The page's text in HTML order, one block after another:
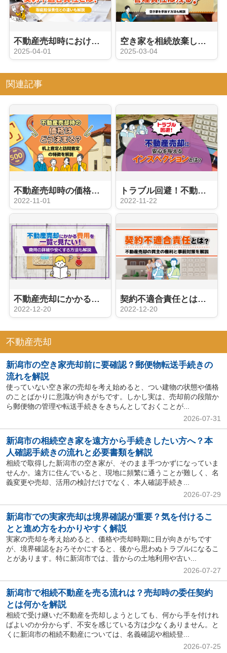
不動産売却時における契約不適合責任とは？瑕疵担保責任との違いも解説
2025-04-01
空き家を相続放棄したら管理責任は残る？空き家を手放す方法も解説
2025-03-04
関連記事
不動産売却時の価格はどう決まる？机上査定と訪問査定の特徴を解説
2022-11-01
トラブル回避！不動産売却に安心を与えるインスペクションとは？
2022-11-22
不動産売却にかかる費用を一覧で見たい！費用の詳細や安くする方法も解説
2022-12-20
契約不適合責任とは？不動産売却の買主の権利と事前対策を解説
2022-12-20
不動産売却
新潟市の空き家売却前に要確認？郵便物転送手続きの
流れを解説
使っていない空き家の売却を考え始めると、つい建物の状態や価格
のことばかりに意識が向きがちです。しかし実は、売却前の段階か
ら郵便物の管理や転送手続きをきちんとしておくことが...
2026-07-31
新潟市の相続空き家を遠方から手続きしたい方へ？本
人確認手続きの流れと必要書類を解説
相続で取得した新潟市の空き家が、そのまま手つかずになっていま
せんか。遠方に住んでいると、現地に頻繁に通うことが難しく、名
義変更や売却、活用の検討だけでなく、本人確認手続き...
2026-07-29
新潟市での実家売却は境界確認が重要？気を付けるこ
とと進め方をわかりやすく解説
実家の売却を考え始めると、価格や売却時期に目が向きがちです
が、境界確認をおろそかにすると、後から思わぬトラブルになるこ
とがあります。特に新潟市では、昔からの土地利用や古い...
2026-07-27
新潟市で相続不動産を売る流れは？売却時の委任契約
とは何かを解説
相続で受け継いだ不動産を売却しようとしても、何から手を付けれ
ばよいのか分からず、不安を感じている方は少なくありません。と
くに新潟市の相続不動産については、名義確認や相続登...
2026-07-25